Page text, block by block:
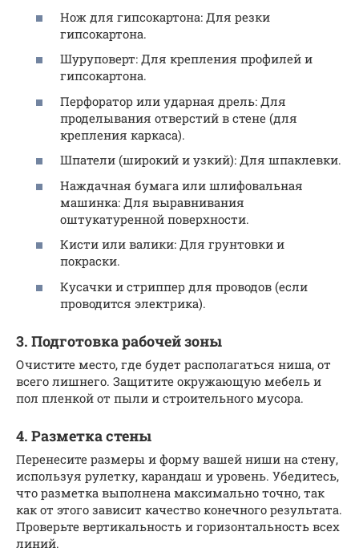
Нож для гипсокартона: Для резки
гипсокартона.
Шуруповерт: Для крепления профилей и
гипсокартона.
Перфоратор или ударная дрель: Для
проделывания отверстий в стене (для
крепления каркаса).
Шпатели (широкий и узкий): Для шпаклевки.
Наждачная бумага или шлифовальная
машинка: Для выравнивания
оштукатуренной поверхности.
Кисти или валики: Для грунтовки и
покраски.
Кусачки и стриппер для проводов (если
проводится электрика).
3. Подготовка рабочей зоны
Очистите место, где будет располагаться ниша, от
всего лишнего. Защитите окружающую мебель и
пол пленкой от пыли и строительного мусора.
4. Разметка стены
Перенесите размеры и форму вашей ниши на стену,
используя рулетку, карандаш и уровень. Убедитесь,
что разметка выполнена максимально точно, так
как от этого зависит качество конечного результата.
Проверьте вертикальность и горизонтальность всех
линий.